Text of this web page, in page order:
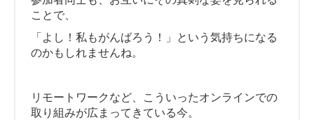
ことで、
「よし！私もがんばろう！」という気持ちになる
のかもしれませんね。
リモートワークなど、こういったオンラインでの
取り組みが広まってきている今。